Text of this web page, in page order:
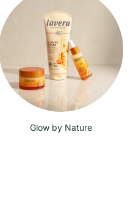
Glow by Nature